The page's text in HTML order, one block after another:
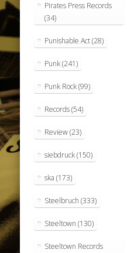
Pirates Press Records
(34)
Punishable Act(28)
Punk(241)
Punk Rock(99)
Records(54)
Review(23)
siebdruck(150)
ska (173)
Steelbruch (333)
Steeltown (130)
Steeltown Records